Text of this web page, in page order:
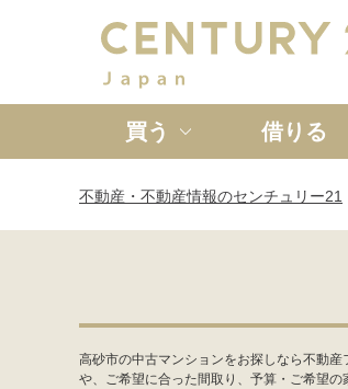
買う
新築一戸建て
借りる
不動産・不動産情報のセンチュリー21
高砂市の中古マンションをお探しなら不動
や、ご希望に合った間取り、予算・ご希望